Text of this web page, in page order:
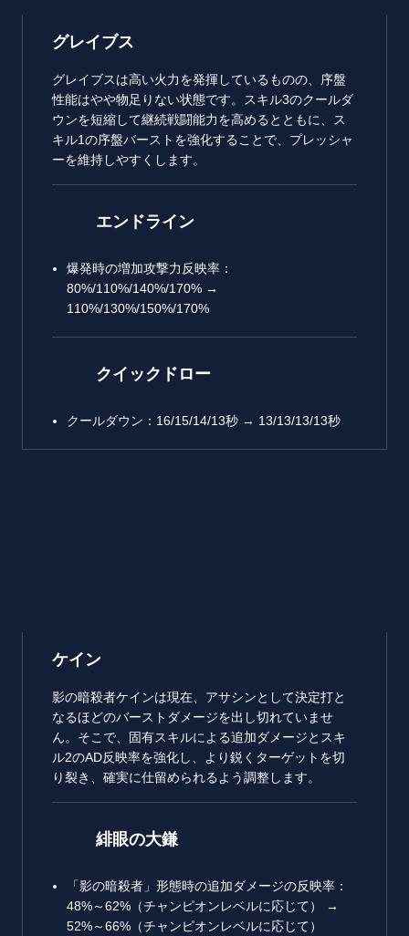
グレイブス
グレイブスは高い火力を発揮しているものの、序盤
性能はやや物足りない状態です。スキル3のクールダ
ウンを短縮して継続戦闘能力を高めるとともに、ス
キル1の序盤バーストを強化することで、プレッシャ
ーを維持しやすくします。
エンドライン
爆発時の増加攻撃力反映率：
80%/110%/140%/170% →
110%/130%/150%/170%
クイックドロー
クールダウン：16/15/14/13秒 → 13/13/13/13秒
ケイン
影の暗殺者ケインは現在、アサシンとして決定打と
なるほどのバーストダメージを出し切れていませ
ん。そこで、固有スキルによる追加ダメージとスキ
ル2のAD反映率を強化し、より鋭くターゲットを切
り裂き、確実に仕留められるよう調整します。
緋眼の大鎌
「影の暗殺者」形態時の追加ダメージの反映率：
48%～62%（チャンピオンレベルに応じて） →
52%～66%（チャンピオンレベルに応じて）